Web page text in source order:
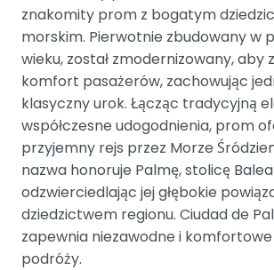
znakomity prom z bogatym
morskim. Pierwotnie zbudowany w
wieku, został zmodernizowany, aby
komfort pasażerów, zachowując
klasyczny urok. Łącząc tradycyjną
współczesne udogodnienia, prom
przyjemny rejs przez Morze
nazwa honoruje Palmę, stolicę
odzwierciedlając jej głębokie
dziedzictwem regionu. Ciudad de
zapewnia niezawodne i
podróży.